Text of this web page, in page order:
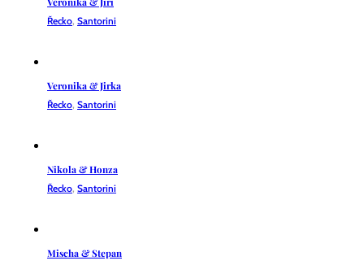
Řecko, Santorini
Veronika & Jirka
Řecko, Santorini
Nikola & Honza
Řecko, Santorini
Mischa & Stepan